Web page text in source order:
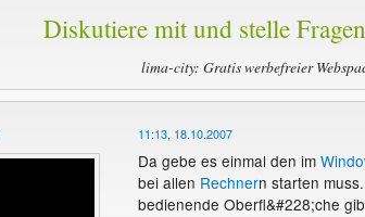
Diskutiere mit und stelle
lima-city: Gratis werbefreier
11:13, 18.10.2007
Da gebe es einmal den im
bei allen Rechnern starten
bedienende Oberfl&#228;che